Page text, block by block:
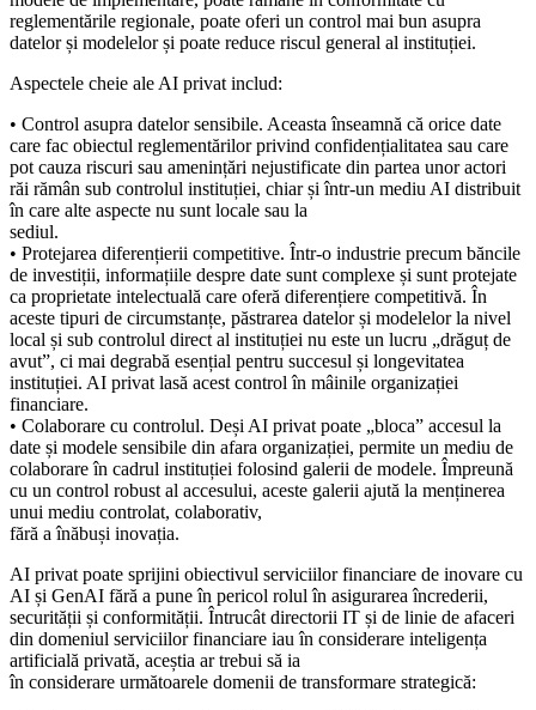
reglementările regionale, poate oferi un control mai bun asupra
datelor și modelelor și poate reduce riscul general al instituției.
Aspectele cheie ale AI privat includ:
• Control asupra datelor sensibile. Aceasta înseamnă că orice date
care fac obiectul reglementărilor privind confidențialitatea sau care
pot cauza riscuri sau amenințări nejustificate din partea unor actori
răi rămân sub controlul instituției, chiar și într-un mediu AI distribuit
în care alte aspecte nu sunt locale sau la
sediul.
• Protejarea diferențierii competitive. Într-o industrie precum băncile
de investiții, informațiile despre date sunt complexe și sunt protejate
ca proprietate intelectuală care oferă diferențiere competitivă. În
aceste tipuri de circumstanțe, păstrarea datelor și modelelor la nivel
local și sub controlul direct al instituției nu este un lucru „drăguț de
avut”, ci mai degrabă esențial pentru succesul și longevitatea
instituției. AI privat lasă acest control în mâinile organizației
financiare.
• Colaborare cu controlul. Deși AI privat poate „bloca” accesul la
date și modele sensibile din afara organizației, permite un mediu de
colaborare în cadrul instituției folosind galerii de modele. Împreună
cu un control robust al accesului, aceste galerii ajută la menținerea
unui mediu controlat, colaborativ,
fără a înăbuși inovația.
AI privat poate sprijini obiectivul serviciilor financiare de inovare cu
AI și GenAI fără a pune în pericol rolul în asigurarea încrederii,
securității și conformității. Întrucât directorii IT și de linie de afaceri
din domeniul serviciilor financiare iau în considerare inteligența
artificială privată, aceștia ar trebui să ia
în considerare următoarele domenii de transformare strategică: